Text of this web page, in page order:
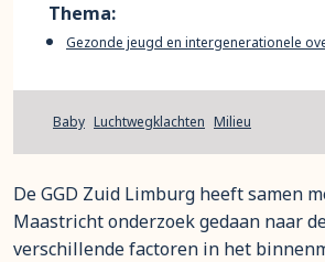
De GGD Zuid Limburg heeft samen
Maastricht onderzoek gedaan naar
verschillende factoren in het
Thema:
Gezonde jeugd en intergenerationele
Baby Luchtwegklachten Milieu